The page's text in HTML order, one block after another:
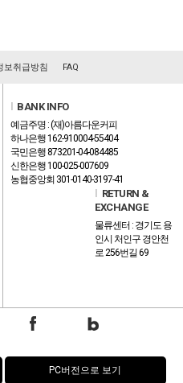
보취급방침 FAQ
BANK INFO
예금주명 : (재)아름다운커피
하나은행 162-910004-55404
국민은행 873201-04-084485
신한은행 100-025-007609
농협중앙회 301-0140-3197-41
RETURN &
EXCHANGE
물류센터 : 경기도 용
인시 처인구 경안천
로 256번길 69
PC버전으로 보기